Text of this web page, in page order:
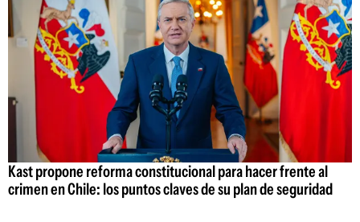
Kast propone reforma constitucional para hacer frente al
crimen en Chile: los puntos claves de su plan de seguridad